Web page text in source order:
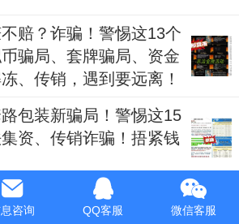
赔？诈骗！警惕这13个
骗局、套牌骗局、资金
、传销，遇到要远离！
包装新骗局！警惕这15
资、传销诈骗！捂紧钱
虚构理财项目 警惕这十五
销、套牌骗局、民族资产
咨询 QQ客服 微信客服